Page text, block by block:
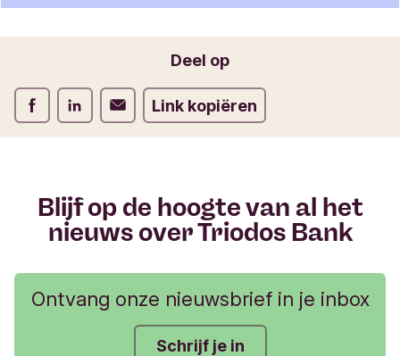
f
u
i
Jouw e-mailadres
Deel op
Deel op Facebook
Deel op LinkedInDeel op Verstuur per email
Link kopiëren
Blijf op de hoogte van al het
nieuws over Triodos Bank
Ontvang onze nieuwsbrief in je inbox
Schrijf je in